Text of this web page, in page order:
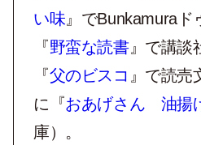
い味 』でBunkamuraド
『野蛮な読書』で講談
『父のビスコ 』で読売
に『おあげさん 油揚
庫）。